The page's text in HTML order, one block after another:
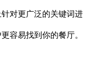
针对更广泛的关键词进
容易找到你的餐厅。